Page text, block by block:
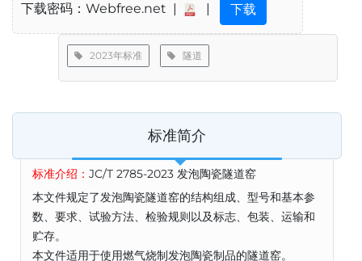
下载密码：Webfree.net | | 下载
2023年标准 隧道
标准简介
标准介绍： JC/T 2785-2023 发泡陶瓷隧道窑
本文件规定了发泡陶瓷隧道窑的结构组成、型号和基本参
数、要求、试验方法、检验规则以及标志、包装、运输和
贮存。
本文件适用于使用燃气烧制发泡陶瓷制品的隧道窑。